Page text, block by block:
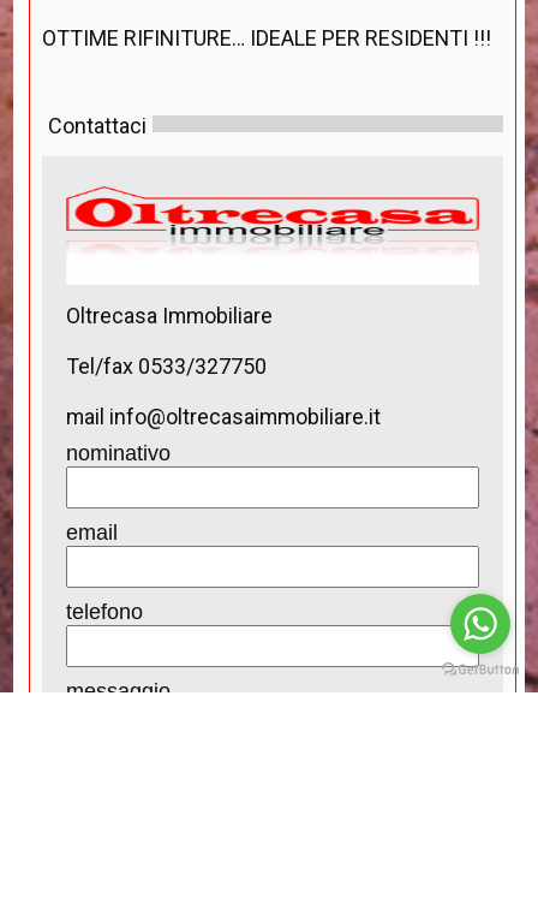
OTTIME RIFINITURE… IDEALE PER RESIDENTI !!!
Contattaci
Oltrecasa Immobiliare
Tel/fax 0533/327750
mail info@oltrecasaimmobiliare.it
nominativo
email
telefono
messaggio